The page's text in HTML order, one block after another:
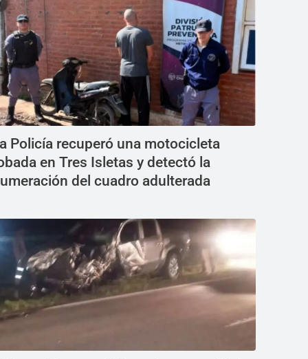
Policía recuperó una motocicleta
en Tres Isletas y detectó la
del cuadro adulterada